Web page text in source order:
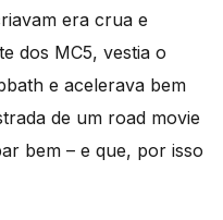
era crua e
dos MC5, vestia o
e acelerava bem
de um road movie
bem – e que, por isso